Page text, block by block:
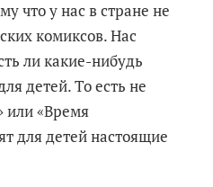
что у нас в стране не
комиксов. Нас
ли какие-нибудь
детей. То есть не
или «Время
для детей настоящие